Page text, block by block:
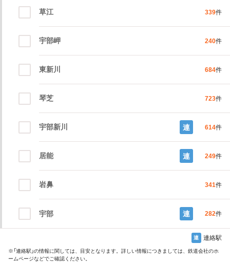
草江 339件
宇部岬 240件
東新川 684件
琴芝 723件
宇部新川 連 614件
居能 連 249件
岩鼻 341件
宇部 連 282件
連 連絡駅
※ 「連絡駅」の情報に関しては、目安となります。詳しい情報につきましては、鉄道会社のホ
ームページなどでご確認ください。